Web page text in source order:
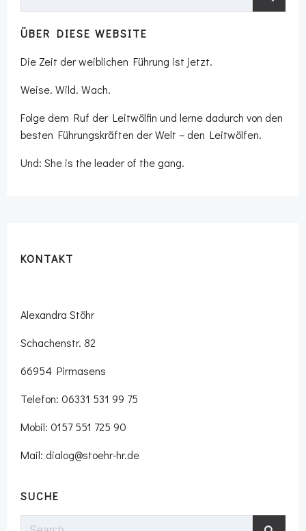
ÜBER DIESE WEBSITE
Die Zeit der weiblichen Führung ist jetzt.
Weise. Wild. Wach.
Folge dem Ruf der Leitwölfin und lerne dadurch von den
besten Führungskräften der Welt – den Leitwölfen.
Und: She is the leader of the gang.
KONTAKT
Alexandra Stöhr
Schachenstr. 82
66954 Pirmasens
Telefon: 06331 531 99 75
Mobil: 0157 551 725 90
Mail: dialog@stoehr-hr.de
SUCHE
Search